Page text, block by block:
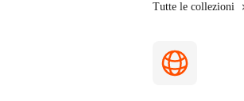
Tutte le collezioni